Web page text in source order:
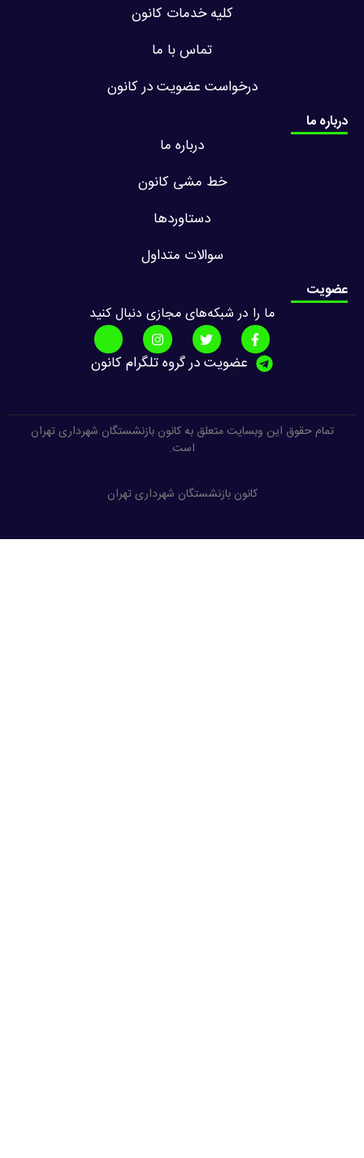
کلیه خدمات کانون
تماس با ما
درخواست عضویت در کانون
درباره ما
درباره ما
خط مشی کانون
دستاوردها
سوالات متداول
عضویت
ما را در شبکه‌های مجازی دنبال کنید
عضویت در گروه تلگرام کانون
تمام حقوق این وبسایت متعلق به کانون بازنشستگان شهرداری تهران
است.
کانون بازنشستگان شهرداری تهران